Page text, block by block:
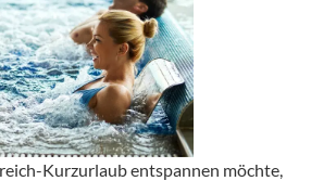
Kurzurlaub entspannen möchte,